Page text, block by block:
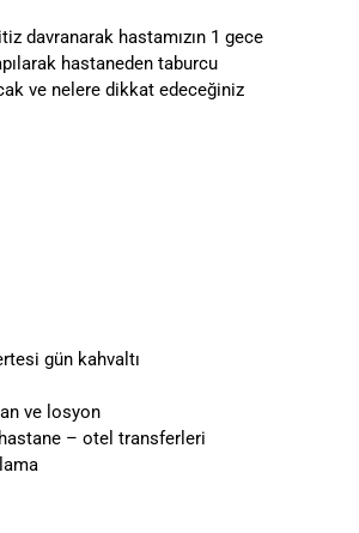
davranarak hastamızın 1 gece
hastaneden taburcu
ve nelere dikkat edeceğiniz
gün kahvaltı
ve losyon
– otel transferleri